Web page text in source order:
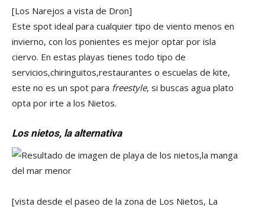
[Los Narejos a vista de Dron]
Este spot ideal para cualquier tipo de viento menos en
invierno, con los ponientes es mejor optar por isla
ciervo. En estas playas tienes todo tipo de
servicios,chiringuitos,restaurantes o escuelas de kite,
este no es un spot para freestyle, si buscas agua plato
opta por irte a los Nietos.
Los nietos, la alternativa
[vista desde el paseo de la zona de Los Nietos, La